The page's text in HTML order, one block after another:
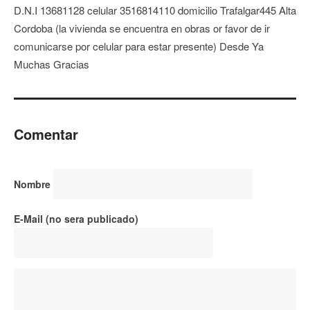
D.N.I 13681128 celular 3516814110 domicilio Trafalgar445 Alta
Cordoba (la vivienda se encuentra en obras or favor de ir
comunicarse por celular para estar presente) Desde Ya
Muchas Gracias
Comentar
Nombre
E-Mail (no sera publicado)